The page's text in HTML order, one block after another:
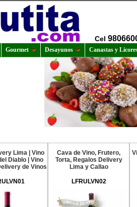
Cel
Gourmet Desayunos Canastas y
Lima | Vino
Diablo | Vino
de Vinos
Cava de Vino, Frutero,
Torta, Regalos Delivery
Lima y Callao
LFRULVN02